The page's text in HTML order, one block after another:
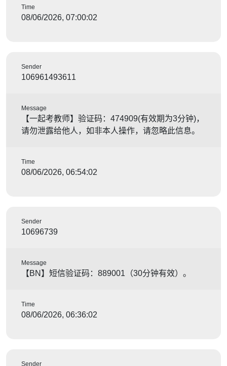
Time
08/06/2026, 07:00:02
Sender
106961493611
Message
【一起考教师】验证码：474909(有效期为3分钟)，
请勿泄露给他人，如非本人操作，请忽略此信息。
Time
08/06/2026, 06:54:02
Sender
10696739
Message
【BN】短信验证码：889001（30分钟有效）。
Time
08/06/2026, 06:36:02
Sender